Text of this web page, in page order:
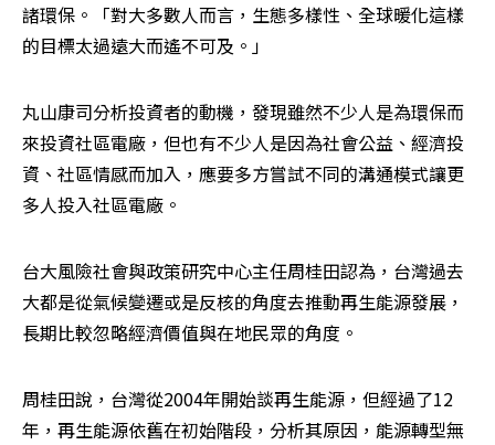
諸環保。「對大多數人而言，生態多樣性、全球暖化這樣
的目標太過遠大而遙不可及。」
丸山康司分析投資者的動機，發現雖然不少人是為環保而
來投資社區電廠，但也有不少人是因為社會公益、經濟投
資、社區情感而加入，應要多方嘗試不同的溝通模式讓更
多人投入社區電廠。
台大風險社會與政策研究中心主任周桂田認為，台灣過去
大都是從氣候變遷或是反核的角度去推動再生能源發展，
長期比較忽略經濟價值與在地民眾的角度。
周桂田說，台灣從2004年開始談再生能源，但經過了12
年，再生能源依舊在初始階段，分析其原因，能源轉型無